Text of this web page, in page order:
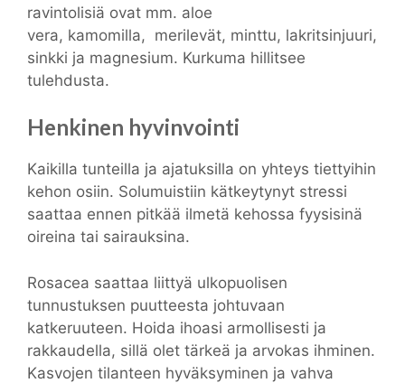
ravintolisiä ovat mm. aloe
vera, kamomilla, merilevät, minttu, lakritsinjuuri,
sinkki ja magnesium. Kurkuma hillitsee
tulehdusta.
Henkinen hyvinvointi
Kaikilla tunteilla ja ajatuksilla on yhteys tiettyihin
kehon osiin. Solumuistiin kätkeytynyt stressi
saattaa ennen pitkää ilmetä kehossa fyysisinä
oireina tai sairauksina.
Rosacea saattaa liittyä ulkopuolisen
tunnustuksen puutteesta johtuvaan
katkeruuteen. Hoida ihoasi armollisesti ja
rakkaudella, sillä olet tärkeä ja arvokas ihminen.
Kasvojen tilanteen hyväksyminen ja vahva